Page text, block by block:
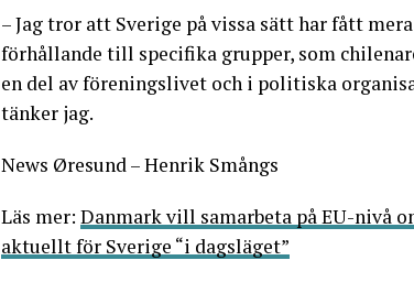
– Jag tror att Sverige på vissa sätt har fått
förhållande till specifika grupper, som
en del av föreningslivet och i politiska
tänker jag.
News Øresund – Henrik Smångs
Läs mer: Danmark vill samarbeta på EU-nivå
aktuellt för Sverige “i dagsläget”